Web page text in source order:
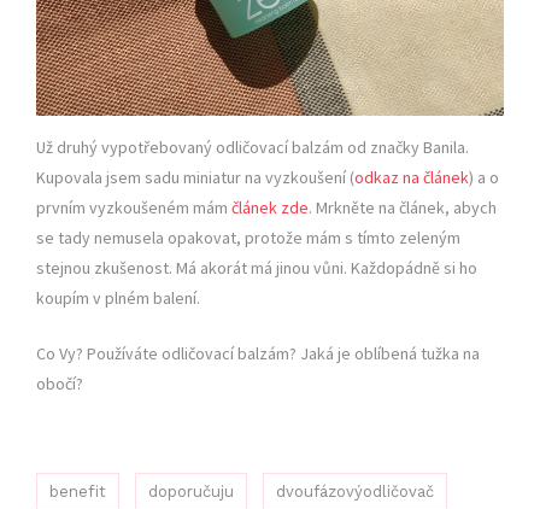
Už druhý vypotřebovaný odličovací balzám od značky Banila.
Kupovala jsem sadu miniatur na vyzkoušení (odkaz na článek) a o
prvním vyzkoušeném mám článek zde. Mrkněte na článek, abych
se tady nemusela opakovat, protože mám s tímto zeleným
stejnou zkušenost. Má akorát má jinou vůni. Každopádně si ho
koupím v plném balení.
Co Vy? Používáte odličovací balzám? Jaká je oblíbená tužka na
obočí?
benefit doporučuju dvoufázovýodličovač